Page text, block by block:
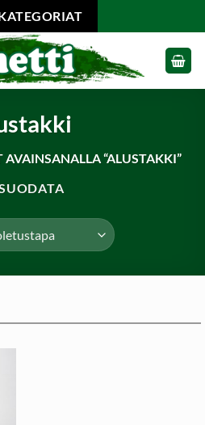
AVAINSANALLA “ALUSTAKKI”